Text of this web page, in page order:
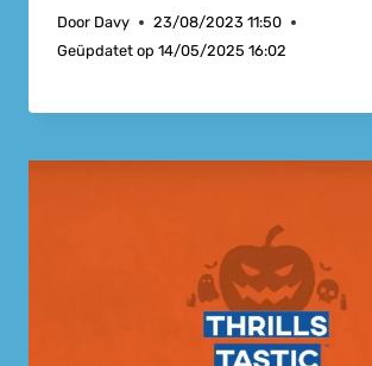
Door Davy
23/08/2023 11:50
Geüpdatet op 14/05/2025 16:02